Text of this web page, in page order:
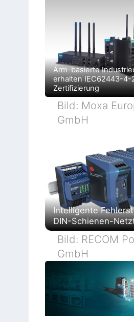
Arm-basierte
erhalten IEC62443-4-
Zertifizierung
Bild: Moxa
GmbH
Intelligente
DIN-Schienen-
Bild: RECOM
GmbH